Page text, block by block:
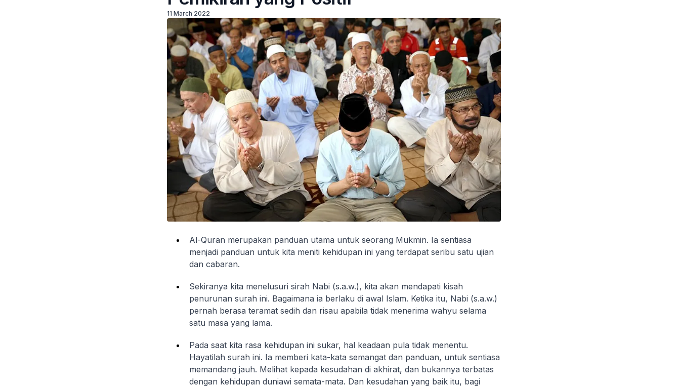
11 March 2022
Al-Quran merupakan panduan utama untuk seorang Mukmin. Ia sentiasa
menjadi panduan untuk kita meniti kehidupan ini yang terdapat seribu satu ujian
dan cabaran.
Sekiranya kita menelusuri sirah Nabi (s.a.w.), kita akan mendapati kisah
penurunan surah ini. Bagaimana ia berlaku di awal Islam. Ketika itu, Nabi (s.a.w.)
pernah berasa teramat sedih dan risau apabila tidak menerima wahyu selama
satu masa yang lama.
Pada saat kita rasa kehidupan ini sukar, hal keadaan pula tidak menentu.
Hayatilah surah ini. Ia memberi kata-kata semangat dan panduan, untuk sentiasa
memandang jauh. Melihat kepada kesudahan di akhirat, dan bukannya terbatas
dengan kehidupan duniawi semata-mata. Dan kesudahan yang baik itu, bagi